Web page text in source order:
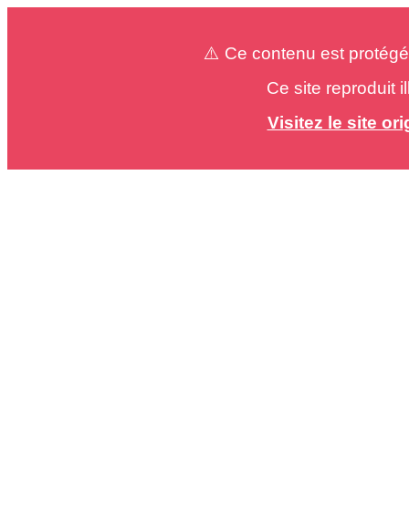
⚠️ Ce contenu est
Ce site reproduit
Visitez le site